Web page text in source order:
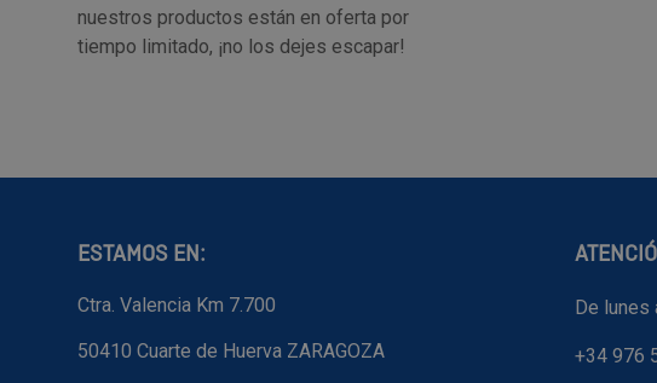
nuestros productos están en oferta por
tiempo limitado, ¡no los dejes escapar!
ESTAMOS EN:
Ctra. Valencia Km 7.700
50410 Cuarte de Huerva ZARAGOZA
De lunes
+34 976